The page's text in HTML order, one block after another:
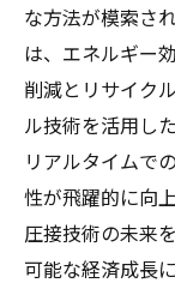
な方法が模索さ
は、エネルギー
削減とリサイク
ル技術を活用し
リアルタイムで
性が飛躍的に向
圧接技術の未来
可能な経済成長